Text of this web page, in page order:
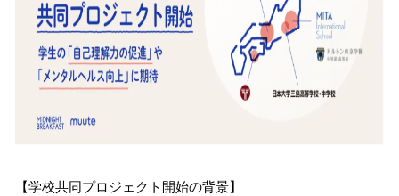
【学校共同プロジェクト開始の背景】